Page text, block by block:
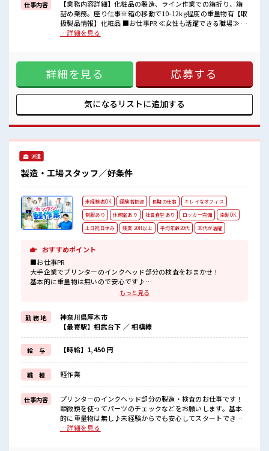
■職場の雰囲気
女性が多い職場ですが男女は問いません！
オンオフの切替もできちゃう！
ロッカーあり！
安心してお仕事に集中♪
仕事内容
【業務内容詳細】化粧品の製造、ライン作業での箱折り、箱
詰め業務。座り仕事※箱の移動で10-12kg程度の重量物有【取
扱製品情報】化粧品 ■お仕事PR ≪女性も活躍できる職場≫ も
ちろん男性の応募も歓迎です！ ≪プライベートが充実する≫
ート満喫！ ≪機能的な制服アリ≫ 制服があるので、 毎日の服
装の悩み解消♪ ≪未経験の方も大カンゲイ≫ 新しいことにチ
ャレンジするのは不安だけど、 しっかり働く環境が整ってい
ます！ イチからスキルUP・ステップUP目指していきましょ
ん！ 応募お待ちしております！ しっかり休める休憩室あり！
事に集中♪
…詳細を見る
詳細を見る 応募する
気になるリストに追加する
派遣
製造・工場スタッフ／好条件
未経験者OK 経験者歓迎 長期の仕事
キレイなオフィス
制服あり
休憩室あり 社員食堂あり ロッカー完備
染髪OK
土日祝日休み
残業 20H以上 平均年齢20代 30代が活躍
おすすめポイント
■お仕事PR
大手企業でプリンターのインクヘッド部分の検査をおまかせ！
基本的に重量物は無いので安心です♪
フォロー体制バッチリなので、
クリーンルーム内で空調が完備されているのでこれからの季節もカ
イテキにお仕事できちゃいます♪
通勤は自転車・バイク・自動車・公共交通機関なんでもOK！
社員食堂も完備されており1食ナント180円～！
温かくておいしいご飯が食べられます☆
働きやすさバツグンの環境が整っている職場です♪
■職場の雰囲気
活気あふれる20代・30代活躍中の職場です☆
派手すぎなければ多少のヘアカラーもOKなのはウレシイPoint☆
一息つける休憩スペースやロッカーも完備！
制服も無料貸与なので準備の必要なし！
もっと見る
勤 務 地
神奈川県厚木市
【最寄駅】相武台下 ／ 相模線
給 与 【時給】1,450 円
職 種 軽作業
仕事内容
プリンターのインクヘッド部分の製造・検査のお仕事です！
顕微鏡を使ってパーツのチェックなどをお願いします。基本
的に重量物は無し♪未経験からでも安心してスタートできま
すよ♪ ■お仕事PR 大手企業でプリンターのインクヘッド部分
…詳細を見る